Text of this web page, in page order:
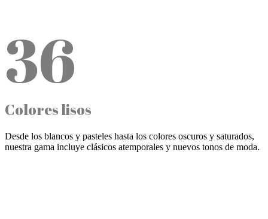
36
Colores lisos
Desde los blancos y pasteles hasta los colores oscuros y saturados,
nuestra gama incluye clásicos atemporales y nuevos tonos de moda.